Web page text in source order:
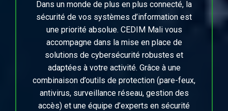
Dans un monde de plus en plus connecté, la
sécurité de vos systèmes d’information est
une priorité absolue. CEDIM Mali vous
accompagne dans la mise en place de
solutions de cybersécurité robustes et
adaptées à votre activité. Grâce à une
combinaison d’outils de protection (pare-feux,
antivirus, surveillance réseau, gestion des
accès) et une équipe d’experts en sécurité